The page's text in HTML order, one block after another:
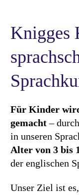
Knigges
Für Kinder
gemacht–
in unseren
Alter von 3 bis
der englischen
Unser Ziel ist